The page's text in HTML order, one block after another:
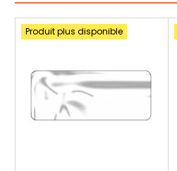
Produit plus disponible